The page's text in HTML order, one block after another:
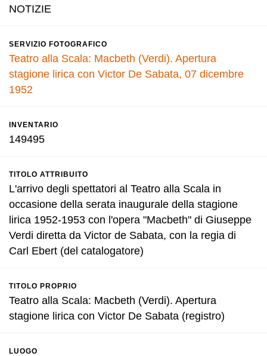
NOTIZIE
SERVIZIO FOTOGRAFICO
Teatro alla Scala: Macbeth (Verdi). Apertura
stagione lirica con Victor De Sabata, 07 dicembre
1952
INVENTARIO
149495
TITOLO ATTRIBUITO
L'arrivo degli spettatori al Teatro alla Scala in
occasione della serata inaugurale della stagione
lirica 1952-1953 con l'opera "Macbeth" di Giuseppe
Verdi diretta da Victor de Sabata, con la regia di
Carl Ebert (del catalogatore)
TITOLO PROPRIO
Teatro alla Scala: Macbeth (Verdi). Apertura
stagione lirica con Victor De Sabata (registro)
LUOGO